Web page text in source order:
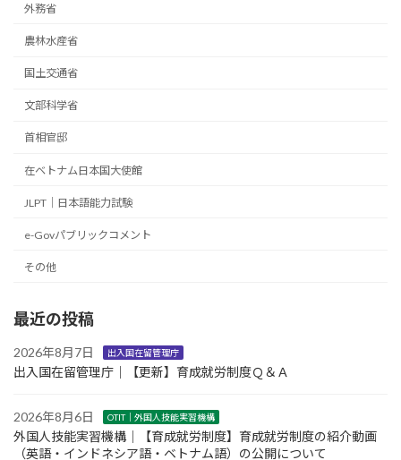
外務省
農林水産省
国土交通省
文部科学省
首相官邸
在ベトナム日本国大使館
JLPT｜日本語能力試験
e-Govパブリックコメント
その他
最近の投稿
2026年8月7日 出入国在留管理庁
出入国在留管理庁｜【更新】育成就労制度Ｑ＆Ａ
2026年8月6日 OTIT｜外国人技能実習機構
外国人技能実習機構｜【育成就労制度】育成就労制度の紹介動画
（英語・インドネシア語・ベトナム語）の公開について